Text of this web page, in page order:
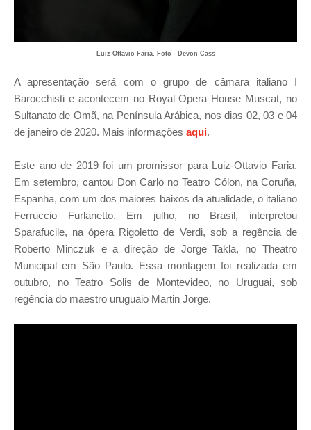
Luiz-Ottavio Faria. Foto - Devon Cass
A apresentação será com o grupo de câmara italiano I
Barocchisti e acontecem no Royal Opera House Muscat, no
Sultanato de Omã, na Península Arábica, nos dias 02, 03 e 04
de janeiro de 2020. Mais informações aqui.
Este ano de 2019 foi um promissor para Luiz-Ottavio Faria.
Em setembro, cantou Don Carlo no Teatro Cólon, na Coruña,
Espanha, com um dos maiores baixos da atualidade, o italiano
Ferruccio Furlanetto. Em julho, no Brasil, interpretou
Sparafucile, na ópera Rigoletto de Verdi, sob a regência de
Roberto Minczuk e a direção de Jorge Takla, no Theatro
Municipal em São Paulo. Essa montagem foi realizada em
outubro, no Teatro Solis de Montevideo, no Uruguai, sob
regência do maestro uruguaio Martin Jorge.